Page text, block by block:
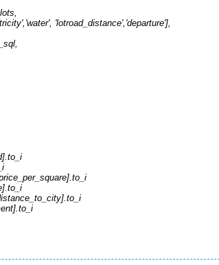
'lotroad_distance','departure'],